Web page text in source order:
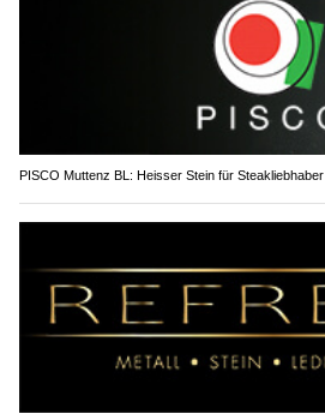
PISCO Muttenz BL: Heisser Stein für Steakliebhaber